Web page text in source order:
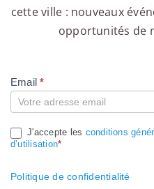
cette ville : nouveaux
opportunités de
Compte
Email*
J'accepte les conditions
d’utilisation*
Politique de confidentialité